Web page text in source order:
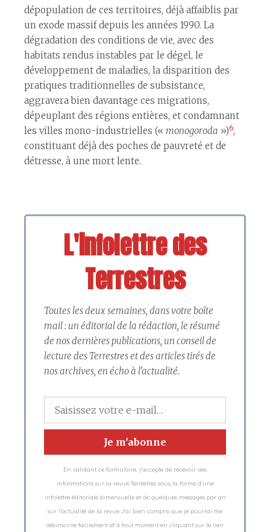
dépopulation de ces territoires, déjà affaiblis par
un exode massif depuis les années 1990. La
dégradation des conditions de vie, avec des
habitats rendus instables par le dégel, le
développement de maladies, la disparition des
pratiques traditionnelles de subsistance,
aggravera bien davantage ces migrations,
dépeuplant des régions entières, et condamnant
les villes mono-industrielles (« monogoroda »)6,
constituant déjà des poches de pauvreté et de
détresse, à une mort lente.
L'infolettre des
Terrestres
Toutes les deux semaines, dans votre boîte
mail : un éditorial de la rédaction, le résumé
de nos dernières publications, un conseil de
lecture des Terrestres et des articles tirés de
nos archives, en écho à l'actualité.
En validant ce formulaire, j'accepte de recevoir des
informations sur la revue Terrestres sous la forme d'une
infolettre éditoriale bimensuelle et de quelques messages par an
sur l'actualité de la revue.J'ai bien compris que je pourrai me
désinscrire facilement et à tout moment en cliquant sur le lien